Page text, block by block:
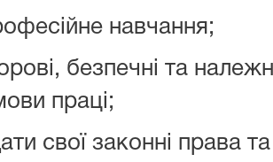
навчання;
безпечні та
праці;
свої законні права